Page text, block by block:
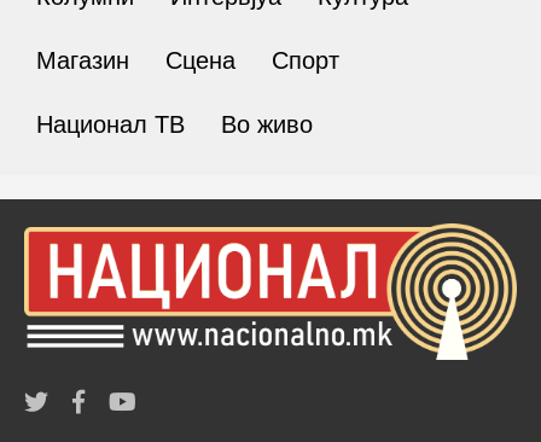
Магазин Сцена Спорт
Национал ТВ Во живо